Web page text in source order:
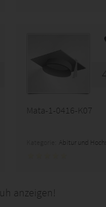
Mata-1-0416-K07
Abitur und
anzeigen!